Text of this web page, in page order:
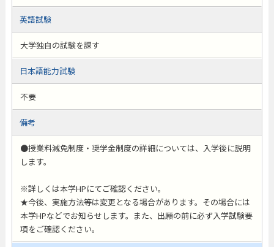
英語試験
大学独自の試験を課す
日本語能力試験
不要
備考
●授業料減免制度・奨学金制度の詳細については、入学後に説明
します。
※詳しくは本学HPにてご確認ください。
★今後、実施方法等は変更となる場合があります。その場合には
本学HPなどでお知らせします。また、出願の前に必ず入学試験要
項をご確認ください。